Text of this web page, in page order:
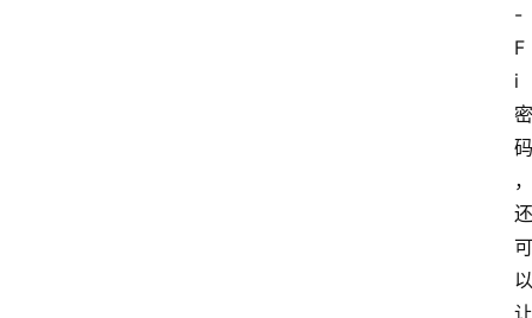
-
F
i
密
码
，
还
可
以
让